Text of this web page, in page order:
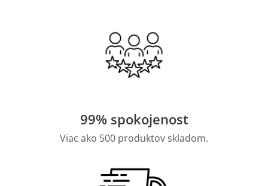
99% spokojenost
Viac ako 500 produktov skladom.